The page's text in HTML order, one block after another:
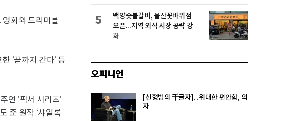
영화와 드라마를
‘끝까지 간다’ 등
‘픽서 시리즈’
준 원작 ‘샤일록
백양숯불갈비, 울산꽃바위점
오픈...지역 외식 시장 공략 강
화
5
오피니언
[신형범의 千글자]...위대한 편안함, 의
자